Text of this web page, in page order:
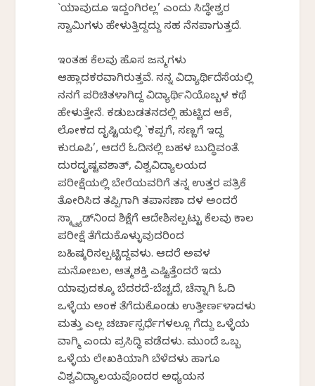
`ಯಾವುದೂ ಇದ್ದಂಗಿರಲ್ಲ’ ಎಂದು ಸಿದ್ಧೇಶ್ವರ
ಸ್ವಾಮಿಗಳು ಹೇಳುತ್ತಿದ್ದದ್ದು ಸಹ ನೆನಪಾಗುತ್ತದೆ.
ಇಂತಹ ಕೆಲವು ಹೊಸ ಜನ್ಮಗಳು
ಆಹ್ಲಾದಕರವಾಗಿರುತ್ತವೆ. ನನ್ನ ವಿದ್ಯಾರ್ಥಿದೆಸೆಯಲ್ಲಿ
ನನಗೆ ಪರಿಚಿತಳಾಗಿದ್ದ ವಿದ್ಯಾರ್ಥಿನಿಯೊಬ್ಬಳ ಕಥೆ
ಹೇಳುತ್ತೇನೆ. ಕಡುಬಡತನದಲ್ಲಿ ಹುಟ್ಟಿದ ಆಕೆ,
ಲೋಕದ ದೃಷ್ಟಿಯಲ್ಲಿ `ಕಪ್ಪಗೆ, ಸಣ್ಣಗೆ ಇದ್ದ
ಕುರೂಪಿ’, ಆದರೆ ಓದಿನಲ್ಲಿ ಬಹಳ ಬುದ್ಧಿವಂತೆ.
ದುರದೃಷ್ಟವಶಾತ್, ವಿಶ್ವವಿದ್ಯಾಲಯದ
ಪರೀಕ್ಷೆಯಲ್ಲಿ ಬೇರೆಯವರಿಗೆ ತನ್ನ ಉತ್ತರ ಪತ್ರಿಕೆ
ತೋರಿಸಿದ ತಪ್ಪಿಗಾಗಿ ತಪಾಸಣಾ ದಳ ಅಂದರೆ
ಸ್ಕ್ವ್ಯಾಡ್‌ನಿಂದ ಶಿಕ್ಷೆಗೆ ಆದೇಶಿಸಲ್ಪಟ್ಟು ಕೆಲವು ಕಾಲ
ಪರೀಕ್ಷೆ ತೆಗೆದುಕೊಳ್ಳುವುದರಿಂದ
ಬಹಿಷ್ಕರಿಸಲ್ಪಟ್ಟಿದ್ದವಳು. ಆದರೆ ಅವಳ
ಮನೋಬಲ, ಆತ್ಮಶಕ್ತಿ ಎಷ್ಟಿತ್ತೆಂದರೆ ಇದು
ಯಾವುದಕ್ಕೂ ಬೆದರದೆ-ಬೆಚ್ಚದೆ, ಚೆನ್ನಾಗಿ ಓದಿ
ಒಳ್ಳೆಯ ಅಂಕ ತೆಗೆದುಕೊಂಡು ಉತ್ತೀರ್ಣಳಾದಳು
ಮತ್ತು ಎಲ್ಲ ಚರ್ಚಾಸ್ಪರ್ಧೆಗಳಲ್ಲೂ ಗೆದ್ದು ಒಳ್ಳೆಯ
ವಾಗ್ಮಿ ಎಂದು ಪ್ರಸಿದ್ಧಿ ಪಡೆದಳು. ಮುಂದೆ ಒಬ್ಬ
ಒಳ್ಳೆಯ ಲೇಖಕಿಯಾಗಿ ಬೆಳೆದಳು ಹಾಗೂ
ವಿಶ್ವವಿದ್ಯಾಲಯವೊಂದರ ಅಧ್ಯಯನ